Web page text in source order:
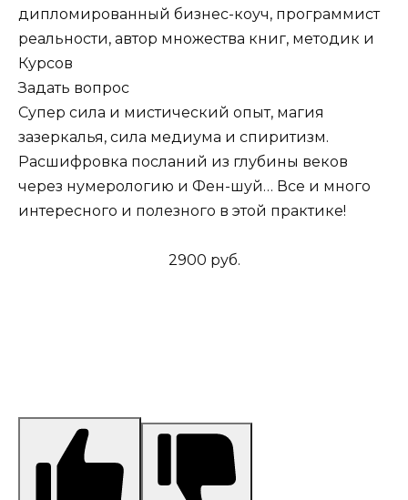
дипломированный бизнес-коуч, программист
реальности, автор множества книг, методик и
Курсов
Задать вопрос
Супер сила и мистический опыт, магия
зазеркалья, сила медиума и спиритизм.
Расшифровка посланий из глубины веков
через нумерологию и Фен-шуй… Все и много
интересного и полезного в этой практике!
2900 руб.